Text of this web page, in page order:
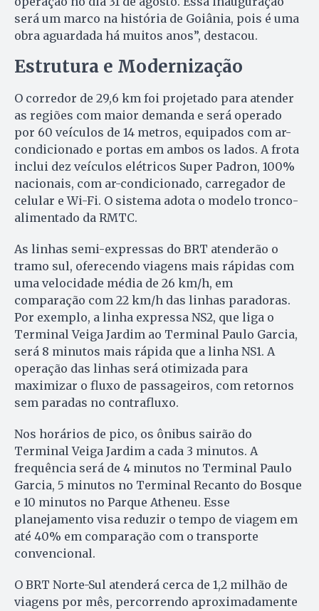
será um marco na história de Goiânia, pois é uma
obra aguardada há muitos anos”, destacou.
Estrutura e Modernização
O corredor de 29,6 km foi projetado para atender
as regiões com maior demanda e será operado
por 60 veículos de 14 metros, equipados com ar-
condicionado e portas em ambos os lados. A frota
inclui dez veículos elétricos Super Padron, 100%
nacionais, com ar-condicionado, carregador de
celular e Wi-Fi. O sistema adota o modelo tronco-
alimentado da RMTC.
As linhas semi-expressas do BRT atenderão o
tramo sul, oferecendo viagens mais rápidas com
uma velocidade média de 26 km/h, em
comparação com 22 km/h das linhas paradoras.
Por exemplo, a linha expressa NS2, que liga o
Terminal Veiga Jardim ao Terminal Paulo Garcia,
será 8 minutos mais rápida que a linha NS1. A
operação das linhas será otimizada para
maximizar o fluxo de passageiros, com retornos
sem paradas no contrafluxo.
Nos horários de pico, os ônibus sairão do
Terminal Veiga Jardim a cada 3 minutos. A
frequência será de 4 minutos no Terminal Paulo
Garcia, 5 minutos no Terminal Recanto do Bosque
e 10 minutos no Parque Atheneu. Esse
planejamento visa reduzir o tempo de viagem em
até 40% em comparação com o transporte
convencional.
O BRT Norte-Sul atenderá cerca de 1,2 milhão de
viagens por mês, percorrendo aproximadamente